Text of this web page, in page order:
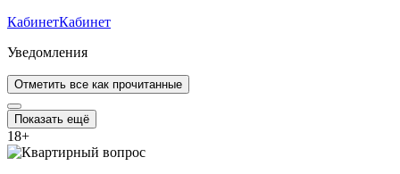
КабинетКабинет
Уведомления
Отметить все как прочитанные
Показать ещё
18+